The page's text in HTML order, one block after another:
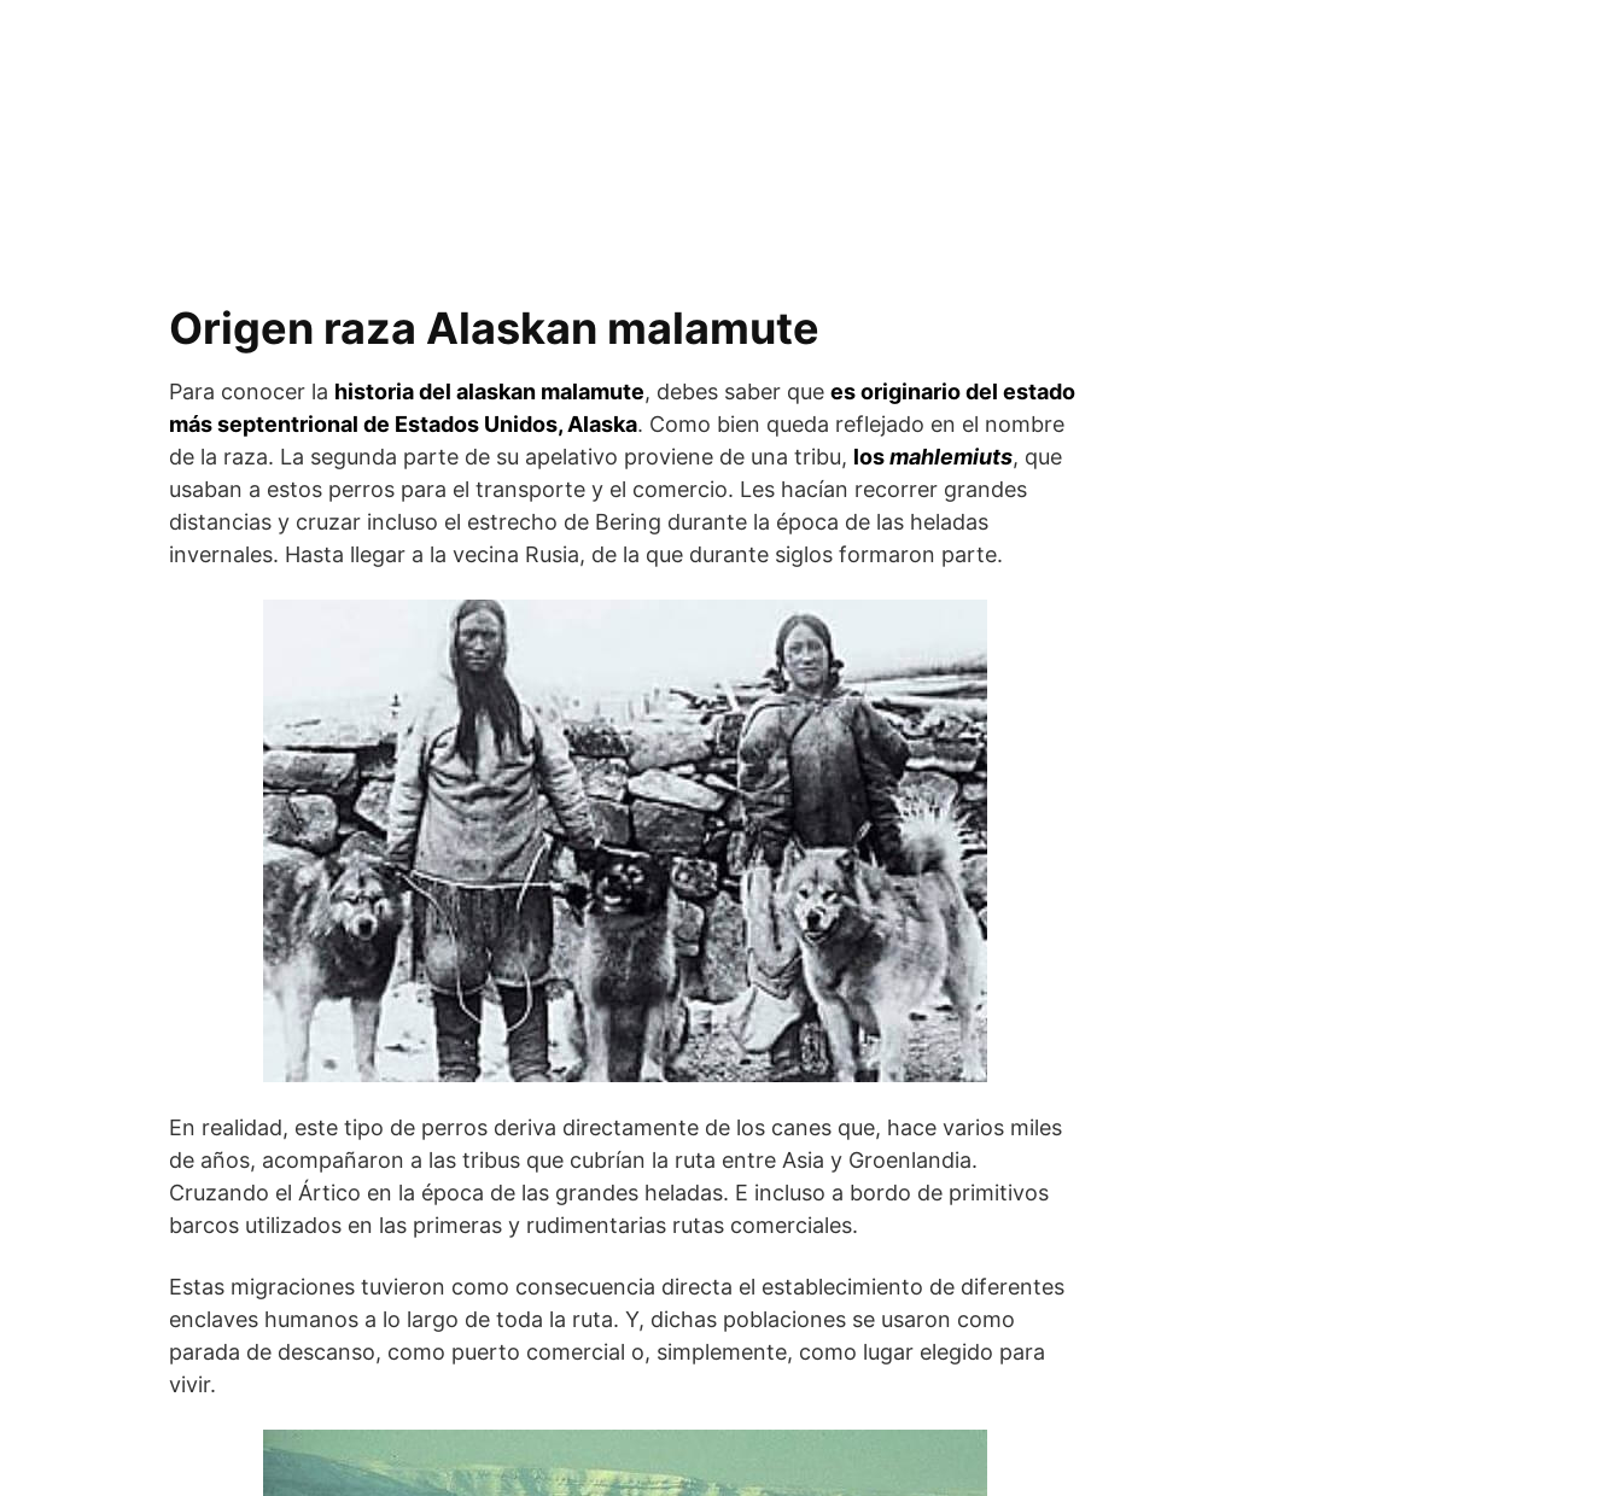
Origen raza Alaskan malamute
Para conocer la historia del alaskan malamute, debes saber que es originario del estado
más septentrional de Estados Unidos, Alaska. Como bien queda reflejado en el nombre
de la raza. La segunda parte de su apelativo proviene de una tribu, losmahlemiuts, que
usaban a estos perros para el transporte y el comercio. Les hacían recorrer grandes
distancias y cruzar incluso el estrecho de Bering durante la época de las heladas
invernales. Hasta llegar a la vecina Rusia, de la que durante siglos formaron parte.
En realidad, este tipo de perros deriva directamente de los canes que, hace varios miles
de años, acompañaron a las tribus que cubrían la ruta entre Asia y Groenlandia.
Cruzando el Ártico en la época de las grandes heladas. E incluso a bordo de primitivos
barcos utilizados en las primeras y rudimentarias rutas comerciales.
Estas migraciones tuvieron como consecuencia directa el establecimiento de diferentes
enclaves humanos a lo largo de toda la ruta. Y, dichas poblaciones se usaron como
parada de descanso, como puerto comercial o, simplemente, como lugar elegido para
vivir.